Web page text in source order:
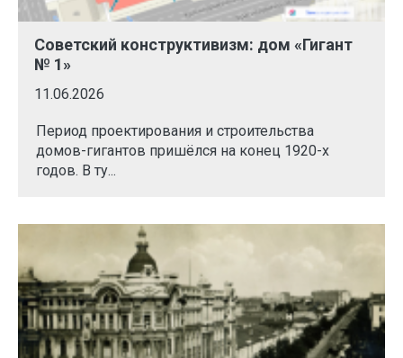
Советский конструктивизм: дом «Гигант
№ 1»
11.06.2026
Период проектирования и строительства
домов-гигантов пришёлся на конец 1920-х
годов. В ту...